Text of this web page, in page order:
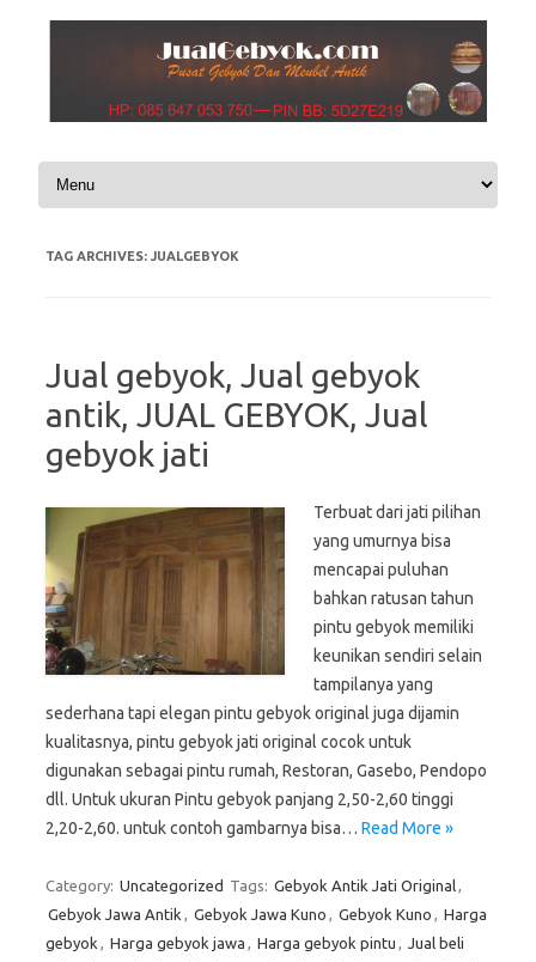
Skip to content
TAG ARCHIVES: JUALGEBYOK
Jual gebyok, Jual gebyok
antik, JUAL GEBYOK, Jual
gebyok jati
Terbuat dari jati pilihan
yang umurnya bisa
mencapai puluhan
bahkan ratusan tahun
pintu gebyok memiliki
keunikan sendiri selain
tampilanya yang
sederhana tapi elegan pintu gebyok original juga dijamin
kualitasnya, pintu gebyok jati original cocok untuk
digunakan sebagai pintu rumah, Restoran, Gasebo, Pendopo
dll. Untuk ukuran Pintu gebyok panjang 2,50-2,60 tinggi
2,20-2,60. untuk contoh gambarnya bisa… Read More »
Category: Uncategorized Tags: Gebyok Antik Jati Original,
Gebyok Jawa Antik , Gebyok Jawa Kuno , Gebyok Kuno , Harga
gebyok , Harga gebyok jawa , Harga gebyok pintu , Jual beli